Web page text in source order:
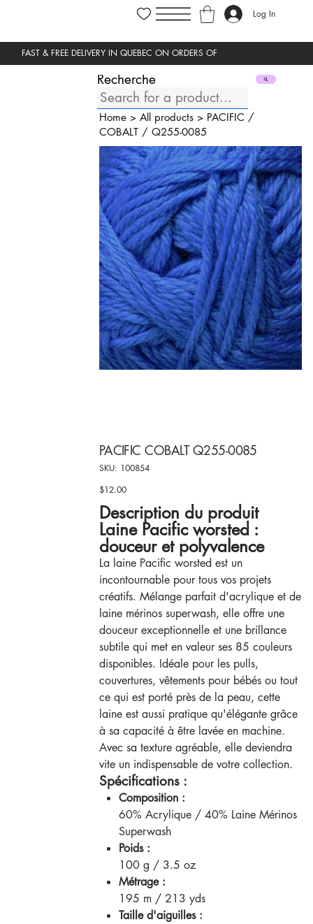
Log In
Recherche
Home> All products> PACIFIC /
COBALT / Q255-0085
PACIFIC COBALT Q255-0085
SKU:
SKU
100854
100854
Price
$12.00
Description du produit
Laine Pacific worsted :
douceur et polyvalence
La laine Pacific worsted est un
incontournable pour tous vos projets
créatifs. Mélange parfait d'acrylique et de
laine mérinos superwash, elle offre une
douceur exceptionnelle et une brillance
subtile qui met en valeur ses 85 couleurs
disponibles. Idéale pour les pulls,
couvertures, vêtements pour bébés ou tout
ce qui est porté près de la peau, cette
laine est aussi pratique qu'élégante grâce
à sa capacité à être lavée en machine.
Avec sa texture agréable, elle deviendra
vite un indispensable de votre collection.
Spécifications :
Composition :
60% Acrylique / 40% Laine Mérinos
Superwash
Poids :
100 g / 3.5 oz
Métrage :
195 m / 213 yds
Taille d'aiguilles :